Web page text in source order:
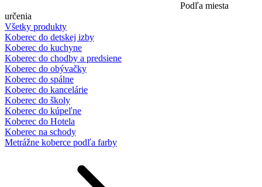
Podľa miesta
určenia
Všetky produkty
Koberec do detskej izby
Koberec do kuchyne
Koberec do chodby a predsiene
Koberec do obývačky
Koberec do spálne
Koberec do kancelárie
Koberec do školy
Koberec do kúpeľne
Koberec do Hotela
Koberec na schody
Metrážne koberce podľa farby